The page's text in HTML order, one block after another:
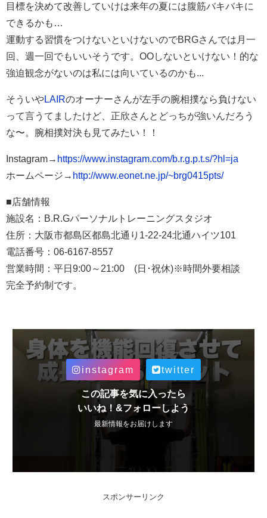
目標を決めて改善していけは来年の夏には腹筋バキバキに
できるかも
運動する習慣をつけないといけないのでBRGさんでは月一
回、週一回でもいいそうです。OOしないといけない！的な
強迫観念がないのは私には向いているのかも...
そういやLAIRのオーナーさんが左手の腕相撲なら負けない
って言うてましたけど、正欣さんとどっちが強いんだろう
な〜。腕相撲対決も見てみたい！！
Instagram→ https://www.instagram.com/b.r.g.p.t.s/?hl=ja
ホームページ→ http://www.eonet.ne.jp/~brg0415pts/
■店舗情報
施設名：B.R.Gパーソナルトレーニングスタジオ
住所：大阪市都島区都島北通り1-22-24北通ハイツ101
電話番号：06-6167-8557
営業時間：平日9:00～ 21:00 (日･祝休)※時間外要相談
完全予約制です。
instagram twitter
この記事を気に入ったら
いいね！&フォローしよう
最新情報をお届けします
スポンサーリンク